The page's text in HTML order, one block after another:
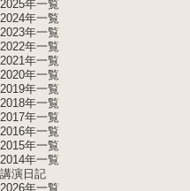
2025年一覧
2024年一覧
2023年一覧
2022年一覧
2021年一覧
2020年一覧
2019年一覧
2018年一覧
2017年一覧
2016年一覧
2015年一覧
2014年一覧
講演日記
2026年一覧